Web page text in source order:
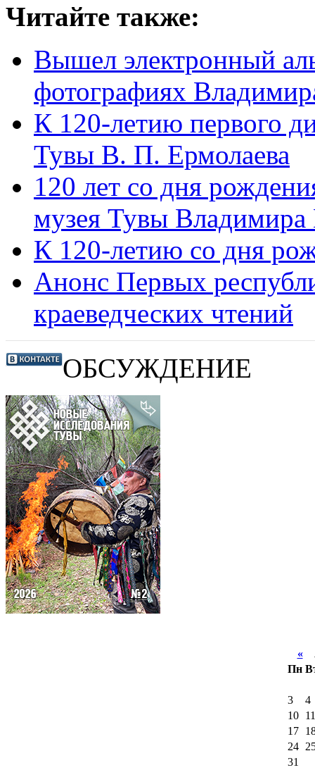
Читайте также:
Вышел электронный
фотографиях
К 120-летию первого
Тувы В. П. Ермолаева
120 лет со дня
музея Тувы Владимира
К 120-летию со дня
Анонс Первых
краеведческих чтений
ОБСУЖДЕНИЕ
«
Пн
3
4
10
11
17
24
31